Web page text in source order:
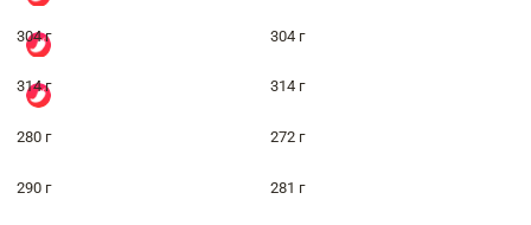
304 г 304 г
314 г 314 г
280 г 272 г
290 г 281 г